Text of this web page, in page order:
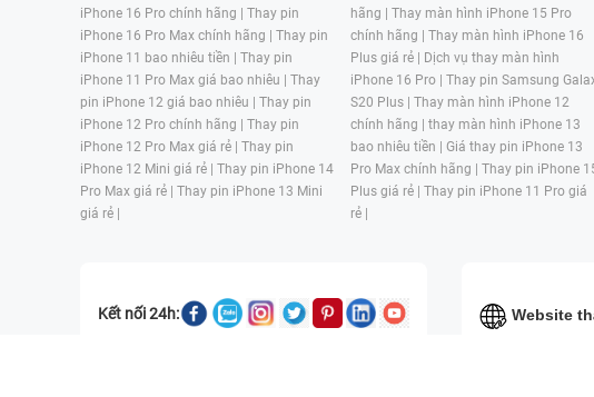
iPhone 16 Pro chính hãng | Thay pin
iPhone 16 Pro Max chính hãng | Thay pin
iPhone 11 bao nhiêu tiền | Thay pin
iPhone 11 Pro Max giá bao nhiêu | Thay
pin iPhone 12 giá bao nhiêu | Thay pin
iPhone 12 Pro chính hãng | Thay pin
iPhone 12 Pro Max giá rẻ | Thay pin
iPhone 12 Mini giá rẻ | Thay pin iPhone 14
Pro Max giá rẻ | Thay pin iPhone 13 Mini
giá rẻ |
hãng | Thay màn hình iPhone 15 Pro
chính hãng | Thay màn hình iPhone 16
Plus giá rẻ | Dịch vụ thay màn hình
iPhone 16 Pro | Thay pin Samsung
S20 Plus | Thay màn hình iPhone 12
chính hãng | thay màn hình iPhone 13
bao nhiêu tiền | Giá thay pin iPhone 13
Pro Max chính hãng | Thay pin iPhone
Plus giá rẻ | Thay pin iPhone 11 Pro giá
rẻ |
Kết nối 24h: Website